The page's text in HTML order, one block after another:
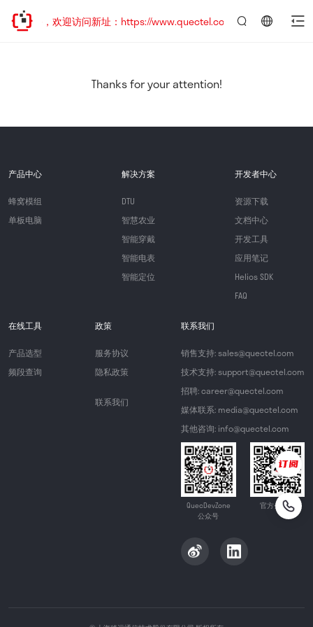
已迁移，欢迎访问新址：https://www.quectel.com.cn
Thanks for your attention!
产品中心
蜂窝模组
单板电脑
解决方案
DTU
智慧农业
智能穿戴
智能电表
智能定位
开发者中心
资源下载
文档中心
开发工具
应用笔记
Helios SDK
FAQ
在线工具
产品选型
频段查询
政策
服务协议
隐私政策
联系我们
联系我们
销售支持: sales@quectel.com
技术支持: support@quectel.com
招聘: career@quectel.com
媒体联系: media@quectel.com
其他咨询: info@quectel.com
QuecDevZone
公众号
官方公众号